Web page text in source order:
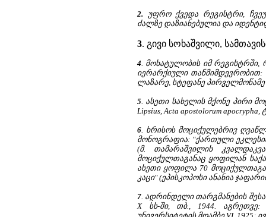
2. უფრო ქვედა რეგისტრი,
ძალზე დაზიანებულია და
3. გივი სოხაშვილი,
4 . მოხატულობის იმ
იერარქიული თანმიმდევრობით:
ლაზარე, სტეფანე პირველმოწამე
5 . ასეთი სახელის მქონე პირი
Lipsius, Acta apostolorum apocrypha,
6 . ხრისოს მოციქულებრივ
მონოგრაფია: "ქართული ეკლესია
(მ. თამარაშვილის
მოციქულთაგანაც ყოფილან
ასეთი ყოფილა 70
კაცი" (ეპისკოპოსი ანანია
7 . ადრინდელი თარგმანების
X სს-ში, თბ., 1944.